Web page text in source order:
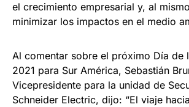
el crecimiento empresarial y, al
minimizar los impactos en el medio
Al comentar sobre el próximo Día de
2021 para Sur América, Sebastián
Vicepresidente para la unidad de
Schneider Electric, dijo: “El viaje